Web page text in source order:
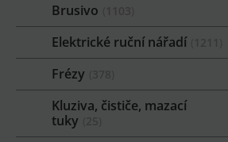
Brusivo
Elektrické ruční nářadí
Frézy
Kluziva, čističe, mazací
tuky